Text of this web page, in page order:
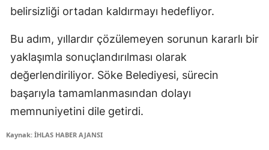
belirsizliği ortadan kaldırmayı hedefliyor.
Bu adım, yıllardır çözülemeyen sorunun kararlı bir
yaklaşımla sonuçlandırılması olarak
değerlendiriliyor. Söke Belediyesi, sürecin
başarıyla tamamlanmasından dolayı
memnuniyetini dile getirdi.
Kaynak: İHLAS HABER AJANSI